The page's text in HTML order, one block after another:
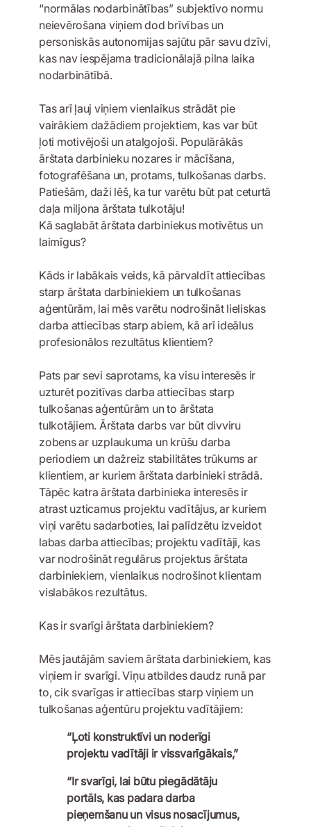
“normālas nodarbinātības” subjektīvo normu
neievērošana viņiem dod brīvības un
personiskās autonomijas sajūtu pār savu dzīvi,
kas nav iespējama tradicionālajā pilna laika
nodarbinātībā.
Tas arī ļauj viņiem vienlaikus strādāt pie
vairākiem dažādiem projektiem, kas var būt
ļoti motivējoši un atalgojoši. Populārākās
ārštata darbinieku nozares ir mācīšana,
fotografēšana un, protams, tulkošanas darbs.
Patiešām, daži lēš, ka tur varētu būt pat ceturtā
daļa miljona ārštata tulkotāju!
Kā saglabāt ārštata darbiniekus motivētus un
laimīgus?
Kāds ir labākais veids, kā pārvaldīt attiecības
starp ārštata darbiniekiem un tulkošanas
aģentūrām, lai mēs varētu nodrošināt lieliskas
darba attiecības starp abiem, kā arī ideālus
profesionālos rezultātus klientiem?
Pats par sevi saprotams, ka visu interesēs ir
uzturēt pozitīvas darba attiecības starp
tulkošanas aģentūrām un to ārštata
tulkotājiem. Ārštata darbs var būt divviru
zobens ar uzplaukuma un krūšu darba
periodiem un dažreiz stabilitātes trūkums ar
klientiem, ar kuriem ārštata darbinieki strādā.
Tāpēc katra ārštata darbinieka interesēs ir
atrast uzticamus projektu vadītājus, ar kuriem
viņi varētu sadarboties, lai palīdzētu izveidot
labas darba attiecības; projektu vadītāji, kas
var nodrošināt regulārus projektus ārštata
darbiniekiem, vienlaikus nodrošinot klientam
vislabākos rezultātus.
Kas ir svarīgi ārštata darbiniekiem?
Mēs jautājām saviem ārštata darbiniekiem, kas
viņiem ir svarīgi. Viņu atbildes daudz runā par
to, cik svarīgas ir attiecības starp viņiem un
tulkošanas aģentūru projektu vadītājiem:
“Ļoti konstruktīvi un noderīgi
projektu vadītāji ir vissvarīgākais,”
“Ir svarīgi, lai būtu piegādātāju
portāls, kas padara darba
pieņemšanu un visus nosacījumus,